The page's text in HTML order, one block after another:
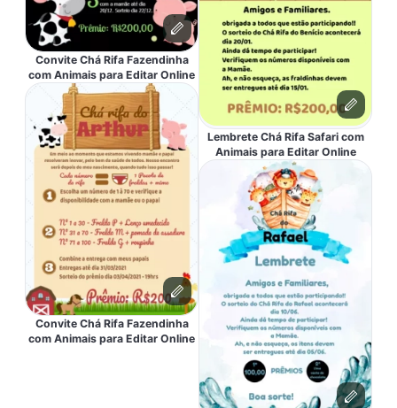
Convite Chá Rifa Fazendinha
com Animais para Editar Online
Convite Chá Rifa Fazendinha
com Animais para Editar Online
Lembrete Chá Rifa Safari com
Animais para Editar Online